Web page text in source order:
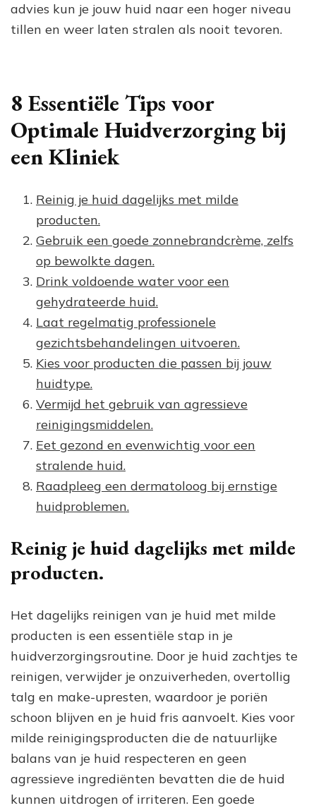
advies kun je jouw huid naar een hoger niveau
tillen en weer laten stralen als nooit tevoren.
8 Essentiële Tips voor
Optimale Huidverzorging bij
een Kliniek
Reinig je huid dagelijks met milde
producten.
Gebruik een goede zonnebrandcrème, zelfs
op bewolkte dagen.
Drink voldoende water voor een
gehydrateerde huid.
Laat regelmatig professionele
gezichtsbehandelingen uitvoeren.
Kies voor producten die passen bij jouw
huidtype.
Vermijd het gebruik van agressieve
reinigingsmiddelen.
Eet gezond en evenwichtig voor een
stralende huid.
Raadpleeg een dermatoloog bij ernstige
huidproblemen.
Reinig je huid dagelijks met milde
producten.
Het dagelijks reinigen van je huid met milde
producten is een essentiële stap in je
huidverzorgingsroutine. Door je huid zachtjes te
reinigen, verwijder je onzuiverheden, overtollig
talg en make-upresten, waardoor je poriën
schoon blijven en je huid fris aanvoelt. Kies voor
milde reinigingsproducten die de natuurlijke
balans van je huid respecteren en geen
agressieve ingrediënten bevatten die de huid
kunnen uitdrogen of irriteren. Een goede